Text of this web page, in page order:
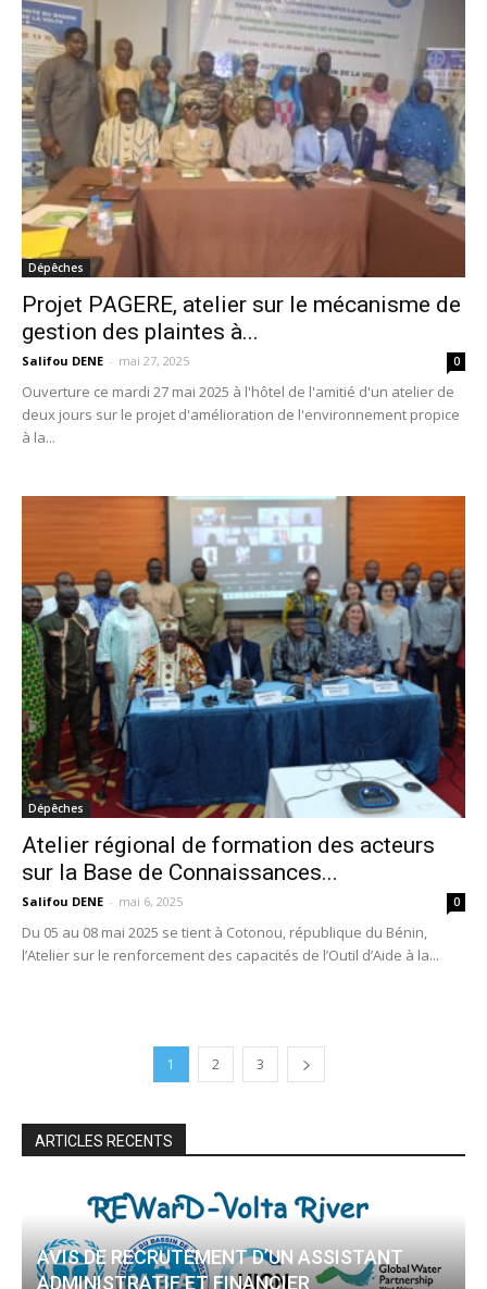
Dépêches
Projet PAGERE, atelier sur le mécanisme de
gestion des plaintes à...
Salifou DENE - mai 27, 2025 0
Ouverture ce mardi 27 mai 2025 à l'hôtel de l'amitié d'un atelier de
deux jours sur le projet d'amélioration de l'environnement propice
à la...
Dépêches
Atelier régional de formation des acteurs
sur la Base de Connaissances...
Salifou DENE - mai 6, 2025 0
Du 05 au 08 mai 2025 se tient à Cotonou, république du Bénin,
l’Atelier sur le renforcement des capacités de l’Outil d’Aide à la...
1 2 3
ARTICLES RECENTS
AVIS DE RECRUTEMENT D’UN ASSISTANT
ADMINISTRATIF ET FINANCIER